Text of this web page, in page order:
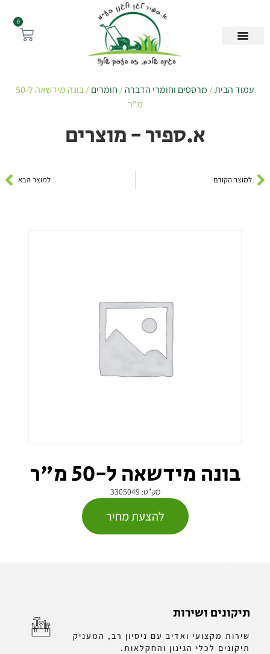
0
עמוד הבית/מרססים וחומרי הדברה/חומרים
/ בונה מידשאה ל-50
מ"ר
א.ספיר - מוצרים
למוצר הקודם למוצר הבא
בונה מידשאה ל-50 מ"ר
מק"ט: 3305049
להצעת מחיר
תיקונים ושירות
שירות מקצועי ואדיב עם ניסיון רב, המעניק
תיקונים לכלי הגינון והחקלאות.